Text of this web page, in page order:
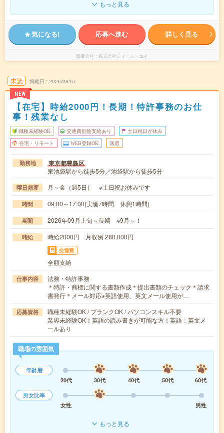
もっと見る
気になる! 応募へ進む 詳しく見る
派遣会社 株式会社ティーシーエイ
未読
NEW
掲載日 2026/08/07
【在宅】時給2000円！長期！特許事務のお仕
事！残業なし
職種未経験OK 交通費別途支給あり 土日祝日が休み
在宅・リモート WEB登録OK 派遣
勤務地 東京都豊島区
東池袋駅から徒歩5分／池袋駅から徒歩5分
曜日頻度 月～金（週5日） ※土日祝お休みです
時間 09:00～17:00(実働7時間 休憩1時間)
期間 2026年09月上旬～長期 ※9月～！
時給 時給2000円 月収例 280,000円
交通費
全額支給
仕事内容
法務・特許事務
＊特許・商標に関する書類作成＊提出書類のチェック＊請求
書発行＊メール対応※英語使用、英文メール使用が…
応募資格
職種未経験OK / ブランクOK / パソコンスキル不要
業界未経験OK！英語の読み書きが可能な方！英語：英文メ
ールあり
職場の雰囲気
年齢層
20代
30代 40代 50代
60代
男女比率
女性
男性
もっと見る